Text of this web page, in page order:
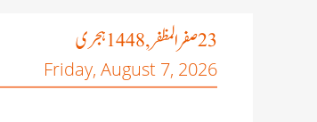
23صفر المظفر, 1448 ہجری
Friday, August 7, 2026